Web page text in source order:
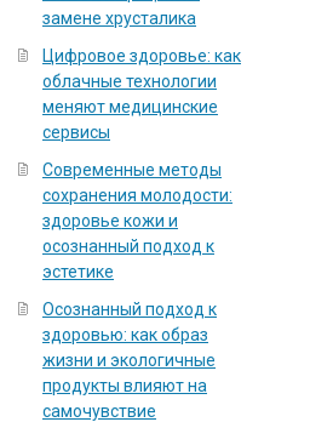
замене хрусталика
Цифровое здоровье: как
облачные технологии
меняют медицинские
сервисы
Современные методы
сохранения молодости:
здоровье кожи и
осознанный подход к
эстетике
Осознанный подход к
здоровью: как образ
жизни и экологичные
продукты влияют на
самочувствие